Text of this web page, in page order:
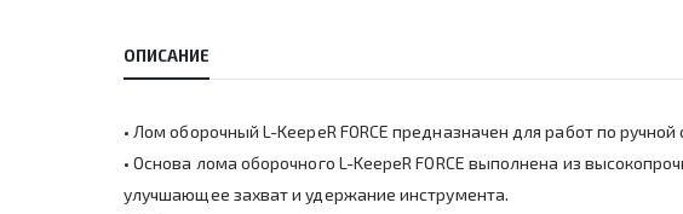
ОПИСАНИЕ
• Лом оборочный L-KeepeR FORCE предназначен для работ по
• Основа лома оборочного L-KeepeR FORCE выполнена из
улучшающее захват и удержание инструмента.